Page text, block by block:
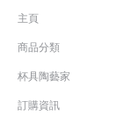
主頁
商品分類
杯具陶藝家
訂購資訊